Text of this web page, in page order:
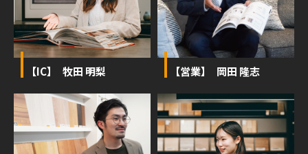
【IC】 牧田 明梨 【営業】 岡田 隆志